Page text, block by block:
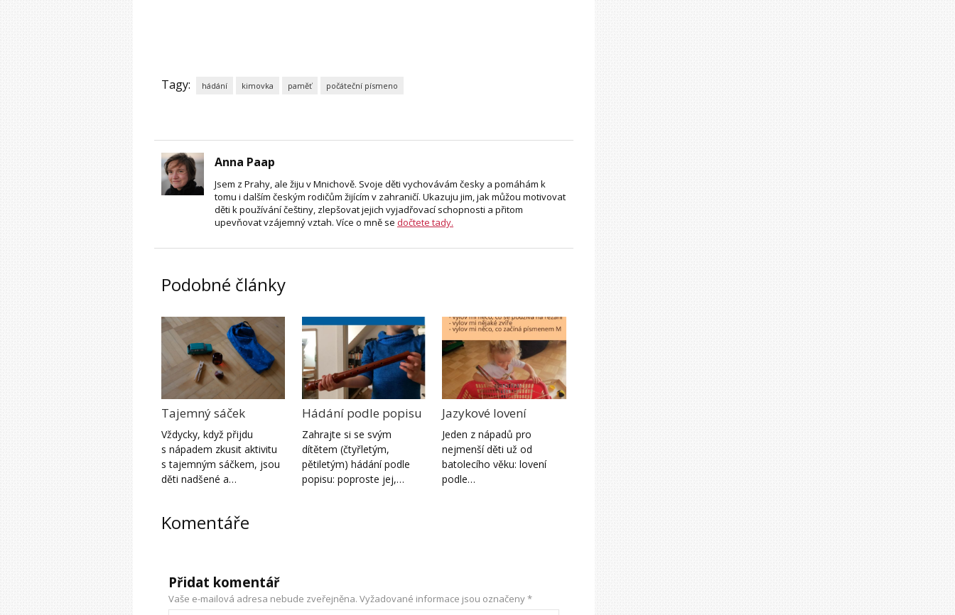
Tagy: hádání kimovka paměť počáteční písmeno
Anna Paap
Jsem z Prahy, ale žiju v Mnichově. Svoje děti vychovávám česky a pomáhám k
tomu i dalším českým rodičům žijícím v zahraničí. Ukazuju jim, jak můžou motivovat
děti k používání češtiny, zlepšovat jejich vyjadřovací schopnosti a přitom
upevňovat vzájemný vztah. Více o mně se dočtete tady.
Podobné články
Tajemný sáček
Vždycky, když přijdu
s nápadem zkusit aktivitu
s tajemným sáčkem, jsou
děti nadšené a…
Hádání podle popisu
Zahrajte si se svým
dítětem (čtyřletým,
pětiletým) hádání podle
popisu: poproste jej,…
Jazykové lovení
Jeden z nápadů pro
nejmenší děti už od
batolecího věku: lovení
podle…
Komentáře
Přidat komentář
Vaše e-mailová adresa nebude zveřejněna. Vyžadované informace jsou označeny*